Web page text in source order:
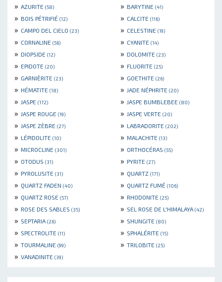
» AZURITE (58) » BARYTINE (41)
» BOIS PÉTRIFIÉ (12) » CALCITE (116)
» CAMPO DEL CIELO (23) » CELESTINE (19)
» CORNALINE (56) » CYANITE (14)
» DIOPSIDE (12) » DOLOMITE (23)
» EPIDOTE (20) » FLUORITE (25)
» GARNIÈRITE (23) » GOETHITE (26)
» HÉMATITE (18) » JADE NÉPHRITE (20)
» JASPE (172) » JASPE BUMBLEBEE (80)
» JASPE ROUGE (19) » JASPE VERTE (20)
» JASPE ZÈBRE (27) » LABRADORITE (202)
» LÉPIDOLITE (10) » MALACHITE (13)
» MICROCLINE (301) » ORTHOCÉRAS (55)
» OTODUS (31) » PYRITE (27)
» PYROLUSITE (31) » QUARTZ (171)
» QUARTZ FADEN (40) » QUARTZ FUMÉ (106)
» QUARTZ ROSE (57) » RHODONITE (25)
» ROSE DES SABLES (35) » SEL ROSE DE L'HIMALAYA (42)
» SEPTARIA (26) » SHUNGITE (80)
» SPECTROLITE (11) » SPHALÉRITE (15)
» TOURMALINE (99) » TRILOBITE (25)
» VANADINITE (39)